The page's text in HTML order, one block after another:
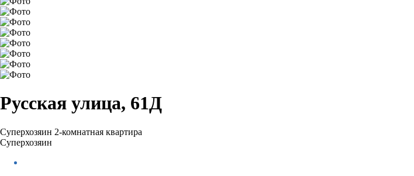
Русская улица, 61Д
Суперхозяин 2-комнатная квартира
Суперхозяин